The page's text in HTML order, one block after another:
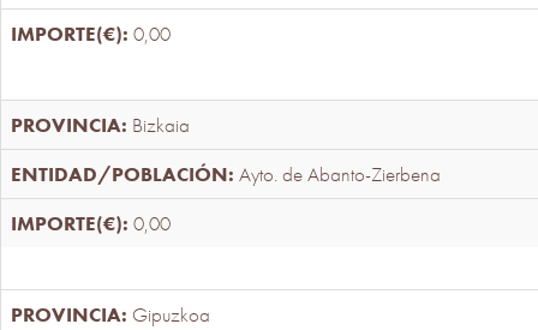
0,00
Bizkaia
Ayto. de Abanto-Zierbena
0,00
Gipuzkoa